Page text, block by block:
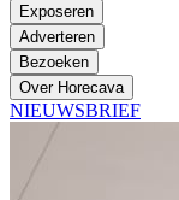
Exposeren
Adverteren
Bezoeken
Over Horecava
NIEUWSBRIEF